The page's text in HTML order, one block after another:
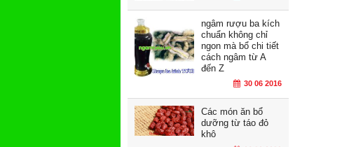
ngâm rượu ba kích
chuẩn không chỉ
ngon mà bổ chi tiết
cách ngâm từ A
đến Z
30 06 2016
Các món ăn bổ
dưỡng từ táo đỏ
khô